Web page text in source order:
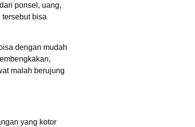
ponsel, uang,
bisa
dengan mudah
malah berujung
yang kotor